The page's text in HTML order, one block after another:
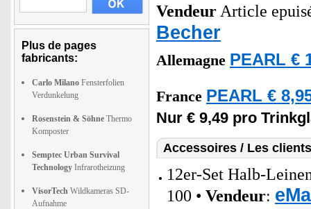
Plus de pages
fabricants:
Carlo Milano Fensterfolien
Verdunkelung
Rosenstein & Söhne Thermo
Komposter
Semptec Urban Survival
Technology Infrarotheizung
VisorTech Wildkameras SD-
Aufnahme
Vendeur Article
Becher
Allemagne PEARL €
France PEARL €
Nur € 9,49 pro
Accessoires / Les
12er-Set Halb-
100 • Vendeur: